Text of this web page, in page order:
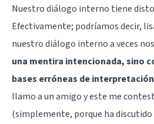
Nuestro diálogo interno tiene
Efectivamente; podríamos decir,
nuestro diálogo interno a veces
una mentira intencionada, sino
bases erróneas de interpretación
llamo a un amigo y este me
(simplemente, porque ha discutido